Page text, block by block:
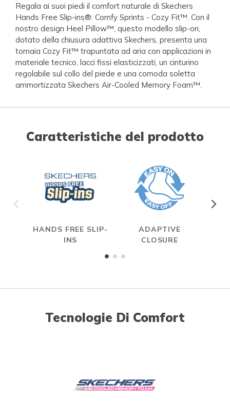
Regala ai suoi piedi il comfort naturale di Skechers
Hands Free Slip-ins®: Comfy Sprints - Cozy Fit™. Con il
nostro design Heel Pillow™, questo modello slip-on,
dotato della chiusura adattiva Skechers, presenta una
tomaia Cozy Fit™ trapuntata ad aria con applicazioni in
materiale tecnico, lacci fissi elasticizzati, un cinturino
regolabile sul collo del piede e una comoda soletta
ammortizzata Skechers Air-Cooled Memory Foam™.
Caratteristiche del prodotto
HANDS FREE SLIP-
INS
ADAPTIVE
CLOSURE
Tecnologie Di Comfort